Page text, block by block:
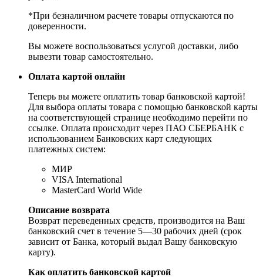
*При безналичном расчете товары отпускаются по
доверенности.
Вы можете воспользоваться услугой доставки, либо
вывезти товар самостоятельно.
Оплата картой онлайн
Теперь вы можете оплатить товар банковской картой!
Для выбора оплаты товара с помощью банковской карты
на соответствующей странице необходимо перейти по
ссылке. Оплата происходит через ПАО СБЕРБАНК с
использованием Банковских карт следующих
платежных систем:
МИР
VISA International
MasterCard World Wide
Описание возврата
Возврат переведенных средств, производится на Ваш
банковский счет в течение 5—30 рабочих дней (срок
зависит от Банка, который выдал Вашу банковскую
карту).
Как оплатить банковской картой